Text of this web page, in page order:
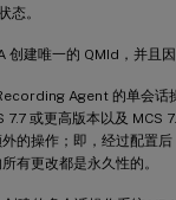
态。
创建唯一的 QMId，并且因
Agent 的单会话
7.7 或更高版本以及 MCS
的操作；即，经过配置
有更改都是永久性的。